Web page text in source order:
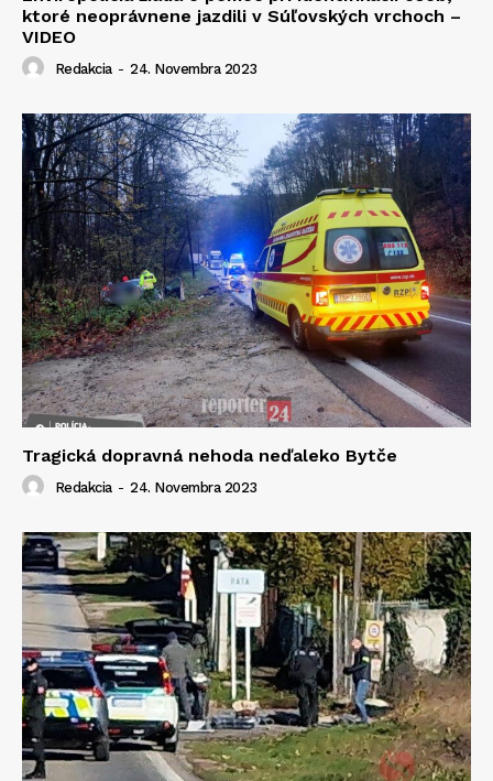
ktoré neoprávnene jazdili v Súľovských vrchoch –
VIDEO
Redakcia - 24. Novembra 2023
Tragická dopravná nehoda neďaleko Bytče
Redakcia - 24. Novembra 2023